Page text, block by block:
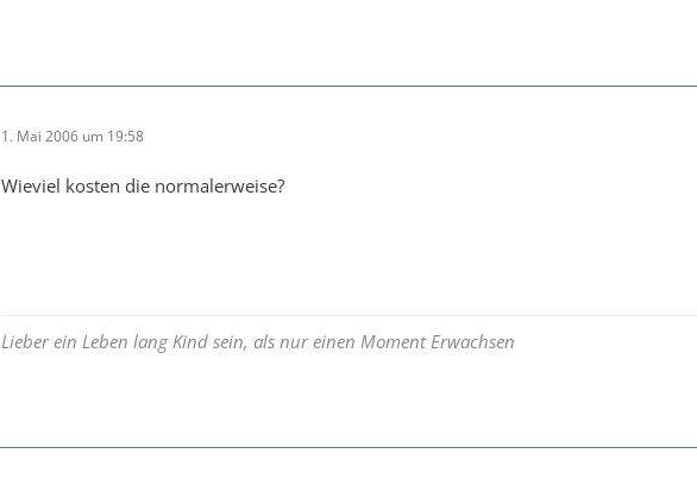
1. Mai 2006 um 19:58
Wieviel kosten die normalerweise?
Lieber ein Leben lang Kind sein, als nur einen Moment Erwachsen